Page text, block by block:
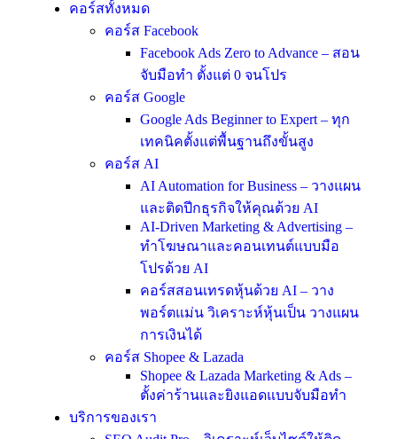
คอร์สทั้งหมด
คอร์ส Facebook
Facebook Ads Zero to Advance – สอน
จับมือทำ ตั้งแต่ 0 จนโปร
คอร์ส Google
Google Ads Beginner to Expert – ทุก
เทคนิคตั้งแต่พื้นฐานถึงขั้นสูง
คอร์ส AI
AI Automation for Business – วางแผน
และติดปีกธุรกิจให้คุณด้วย AI
AI-Driven Marketing & Advertising –
ทำโฆษณาและคอนเทนต์แบบมือ
โปรด้วย AI
คอร์สสอนเทรดหุ้นด้วย AI – วาง
พอร์ตแม่น วิเคราะห์หุ้นเป็น วางแผน
การเงินได้
คอร์ส Shopee & Lazada
Shopee & Lazada Marketing & Ads –
ตั้งค่าร้านและยิงแอดแบบจับมือทำ
บริการของเรา